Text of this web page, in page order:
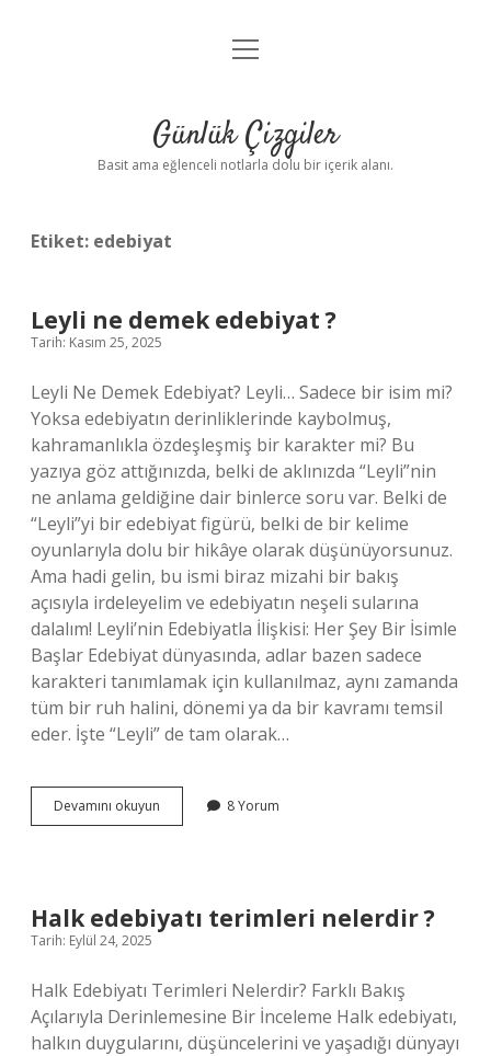
Anasayfa
Yasal Uyarı
menüyü
Günlük Çizgiler
Basit ama eğlenceli notlarla dolu bir içerik alanı.
Etiket: edebiyat
Leyli ne demek edebiyat ?
Tarih: Kasım 25, 2025
Leyli Ne Demek Edebiyat? Leyli… Sadece bir isim mi?
Yoksa edebiyatın derinliklerinde kaybolmuş,
kahramanlıkla özdeşleşmiş bir karakter mi? Bu
yazıya göz attığınızda, belki de aklınızda “Leyli”nin
ne anlama geldiğine dair binlerce soru var. Belki de
“Leyli”yi bir edebiyat figürü, belki de bir kelime
oyunlarıyla dolu bir hikâye olarak düşünüyorsunuz.
Ama hadi gelin, bu ismi biraz mizahi bir bakış
açısıyla irdeleyelim ve edebiyatın neşeli sularına
dalalım! Leyli’nin Edebiyatla İlişkisi: Her Şey Bir İsimle
Başlar Edebiyat dünyasında, adlar bazen sadece
karakteri tanımlamak için kullanılmaz, aynı zamanda
tüm bir ruh halini, dönemi ya da bir kavramı temsil
eder. İşte “Leyli” de tam olarak…
Devamını okuyun
ne
8 Yorum
Halk edebiyatı terimleri nelerdir ?
Tarih: Eylül 24, 2025
Halk Edebiyatı Terimleri Nelerdir? Farklı Bakış
Açılarıyla Derinlemesine Bir İnceleme Halk edebiyatı,
halkın duygularını, düşüncelerini ve yaşadığı dünyayı